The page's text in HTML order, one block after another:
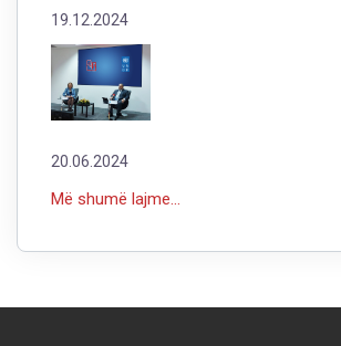
19.12.2024
20.06.2024
Më shumë lajme...